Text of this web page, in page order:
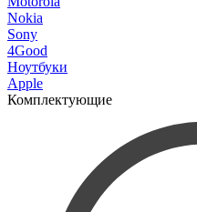
Nokia
Sony
4Good
Ноутбуки
Apple
Комплектующие